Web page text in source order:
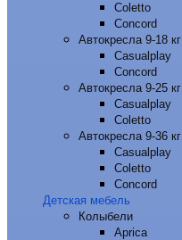
Coletto
Concord
Автокресла 9-18 кг
Casualplay
Concord
Автокресла 9-25 кг
Casualplay
Coletto
Автокресла 9-36 кг
Casualplay
Coletto
Concord
Детская мебель
Колыбели
Aprica